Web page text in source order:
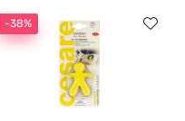
-38%